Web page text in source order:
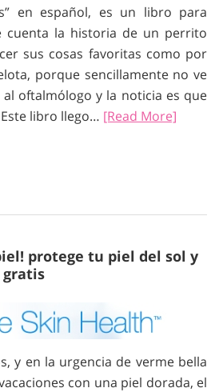
en español, es un libro para
cuenta la historia de un perrito
sus cosas favoritas como por
porque sencillamente no ve
al oftalmólogo y la noticia es que
libro llego… [Read More]
protege tu piel del sol y
gratis
y en la urgencia de verme bella
con una piel dorada, el